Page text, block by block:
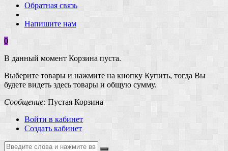
Обратная связь
Напишите нам
0
В данный момент Корзина пуста.
Выберите товары и нажмите на кнопку Купить, тогда Вы
будете видеть здесь товары и общую сумму.
Сообщение: Пустая Корзина
Войти в кабинет
Создать кабинет